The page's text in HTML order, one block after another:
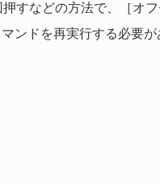
押すなどの方法で、［オ
マンドを再実行する必要